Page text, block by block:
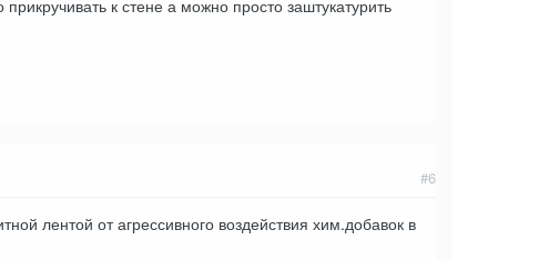
к стене а можно просто заштукатурить
#6
лентой от агрессивного воздействия хим.добавок в